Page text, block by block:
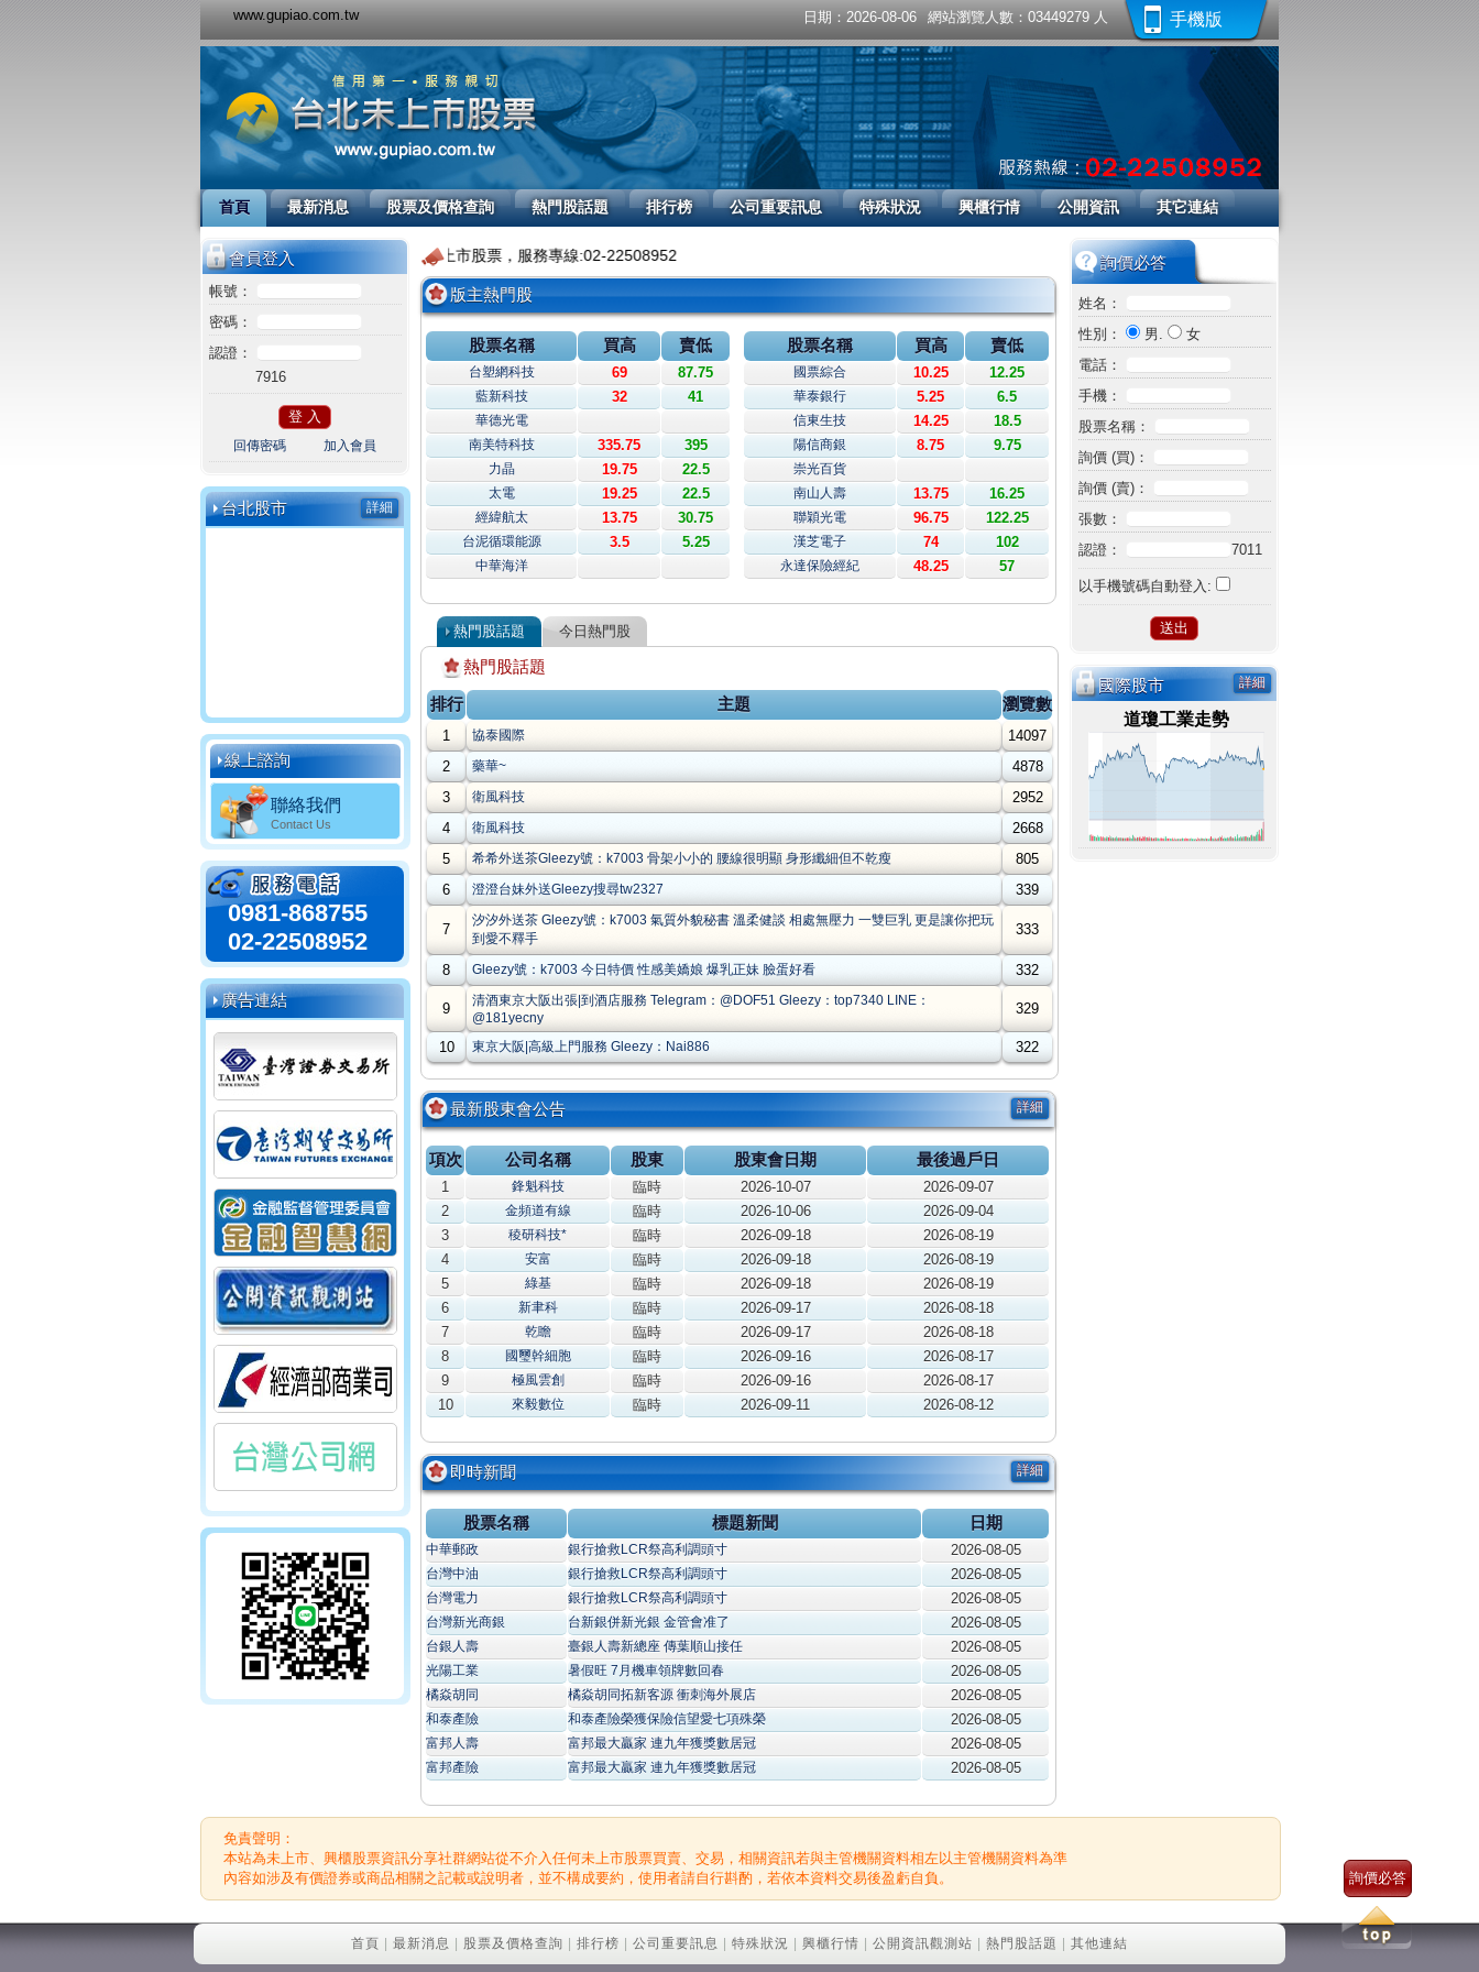
www.gupiao.com.tw 手機版
網站瀏覽人數：03449279 人
日期：2026-08-06
首頁 最新消息 股票及價格查詢 熱門股話題 排行榜 公司重要訊息 特殊狀況 興櫃行情 公開資訊 其它連結
會員登入
帳號：
密碼：
認證：
7916
回傳密碼 加入會員
台北股市 詳細
線上諮詢
聯絡我們
Contact Us
0981-868755
02-22508952
廣告連結
歡迎您！來到台北未上市股票，服務專線:02-22508952
版主熱門股
股票名稱 買高 賣低
台塑網科技 69 87.75
藍新科技 32 41
華德光電
南美特科技
335.75 395
力晶 19.75 22.5
太電 19.25 22.5
經緯航太 13.75 30.75
台泥循環能源 3.5 5.25
中華海洋
股票名稱 買高 賣低
國票綜合 10.25 12.25
華泰銀行 5.25 6.5
信東生技 14.25 18.5
陽信商銀 8.75 9.75
崇光百貨
南山人壽
13.75 16.25
聯穎光電 96.75 122.25
漢芝電子 74 102
永達保險經紀 48.25 57
熱門股話題 今日熱門股
熱門股話題
排行
主題 瀏覽數
1 協泰國際
14097
2
藥華~
4878
3
衛風科技
2952
4
衛風科技
2668
5
希希外送茶Gleezy號：k7003 骨架小小的 腰線很明顯 身形纖細但不乾瘦
805
6
澄澄台妹外送Gleezy搜尋tw2327 339
7
汐汐外送茶 Gleezy號：k7003 氣質外貌秘書 溫柔健談 相處無壓力 一雙巨乳 更是讓你把玩
到愛不釋手
333
8 Gleezy號：k7003 今日特價 性感美嬌娘 爆乳正妹 臉蛋好看 332
9
清酒東京大阪出張|到酒店服務 Telegram：@DOF51 Gleezy：top7340 LINE：
@181yecny
329
10 東京大阪|高級上門服務 Gleezy：Nai886 322
最新股東會公告 詳細
項次 公司名稱 股東 股東會日期 最後過戶日
1 鋒魁科技 臨時 2026-10-07
2026-09-07
2
金頻道有線 臨時 2026-10-06
2026-09-04
3
稜研科技* 臨時 2026-09-18
2026-08-19
4
安富 臨時 2026-09-18
2026-08-19
5
綠基 臨時 2026-09-18
2026-08-19
6
新聿科 臨時 2026-09-17
2026-08-18
7
乾瞻 臨時 2026-09-17
2026-08-18
8
國璽幹細胞 臨時 2026-09-16
2026-08-17
9
極風雲創 臨時 2026-09-16
2026-08-17
10
來毅數位 臨時 2026-09-11 2026-08-12
即時新聞 詳細
股票名稱 標題新聞 日期
中華郵政 銀行搶救LCR祭高利調頭寸 2026-08-05
台灣中油 銀行搶救LCR祭高利調頭寸 2026-08-05
台灣電力 銀行搶救LCR祭高利調頭寸 2026-08-05
台灣新光商銀 台新銀併新光銀 金管會准了 2026-08-05
台銀人壽 臺銀人壽新總座 傳葉順山接任 2026-08-05
光陽工業 暑假旺 7月機車領牌數回春 2026-08-05
橘焱胡同 橘焱胡同拓新客源 衝刺海外展店 2026-08-05
和泰產險 和泰產險榮獲保險信望愛七項殊榮 2026-08-05
富邦人壽 富邦最大贏家 連九年獲獎數居冠 2026-08-05
富邦產險 富邦最大贏家 連九年獲獎數居冠 2026-08-05
詢價必答
姓名：
性別：
男.
女
電話：
手機：
股票名稱：
詢價 (買)：
詢價 (賣)：
張數：
認證：
7011
以手機號碼自動登入:
國際股市 詳細
道瓊工業走勢
免責聲明：
本站為未上市、興櫃股票資訊分享社群網站從不介入任何未上市股票買賣、交易，相關資訊若與主管機關資料相左以主管機關資料為準
內容如涉及有價證券或商品相關之記載或說明者，並不構成要約，使用者請自行斟酌，若依本資料交易後盈虧自負。
詢價必答
首頁 最新消息 股票及價格查詢 排行榜 公司重要訊息 特殊狀況 興櫃行情 公開資訊觀測站 熱門股話題 其他連結